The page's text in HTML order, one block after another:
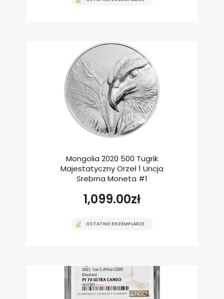
Mongolia 2020 500 Tugrik
Majestatyczny Orzeł 1 Uncja
Srebrna Moneta #1
1,099.00zł
OSTATNIE EGZEMPLARZE